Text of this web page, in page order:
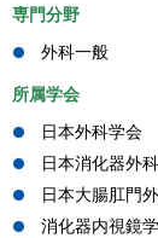
専門分野
外科一般
所属学会
日本外科学会
日本消化器外
日本大腸肛門
消化器内視鏡